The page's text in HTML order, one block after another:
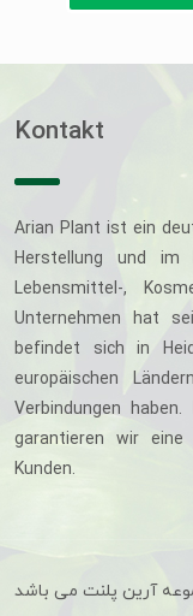
Kontakt
Arian Plant ist ein
Herstellung und im
Lebensmittel-,
Unternehmen hat
befindet sich in
europäischen
Verbindungen
garantieren wir eine
Kunden.